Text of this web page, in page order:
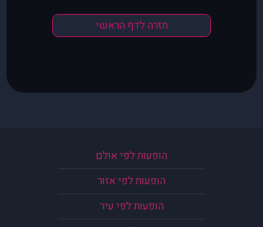
חזרה לדף הראשי
הופעות לפי אולם
הופעות לפי אזור
הופעות לפי עיר